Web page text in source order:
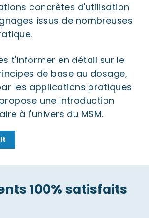
concrètes d'utilisation
issus de nombreuses
t'informer en détail sur le
de base au dosage,
les applications pratiques
une introduction
à l'univers du MSM.
100% satisfaits